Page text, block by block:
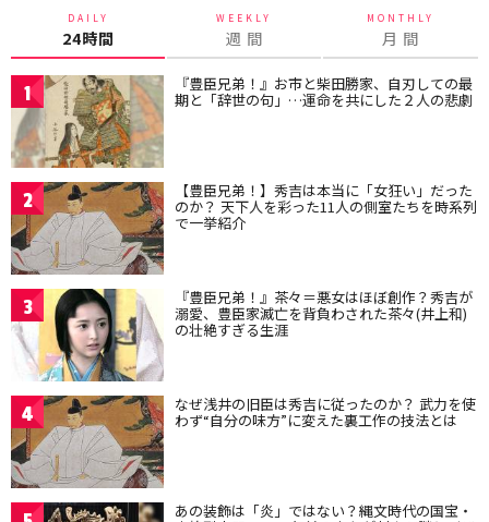
DAILY
24時間
WEEKLY
週 間
MONTHLY
月 間
1 『豊臣兄弟！』お市と柴田勝家、自刃しての最
期と「辞世の句」…運命を共にした２人の悲劇
2 【豊臣兄弟！】秀吉は本当に「女狂い」だった
のか？ 天下人を彩った11人の側室たちを時系列
で一挙紹介
3 『豊臣兄弟！』茶々＝悪女はほぼ創作？秀吉が
溺愛、豊臣家滅亡を背負わされた茶々(井上和)
の壮絶すぎる生涯
4 なぜ浅井の旧臣は秀吉に従ったのか？ 武力を使
わず“自分の味方”に変えた裏工作の技法とは
あの装飾は「炎」ではない？縄文時代の国宝・